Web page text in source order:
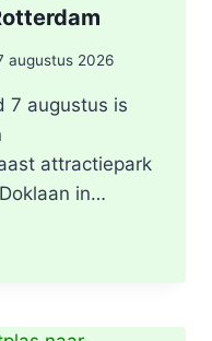
augustus 2026
7 augustus is
attractiepark
in…